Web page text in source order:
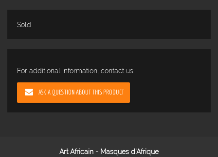
Sold
For additional information, contact us
ASK A QUESTION ABOUT THIS PRODUCT
Art Africain - Masques d'Afrique